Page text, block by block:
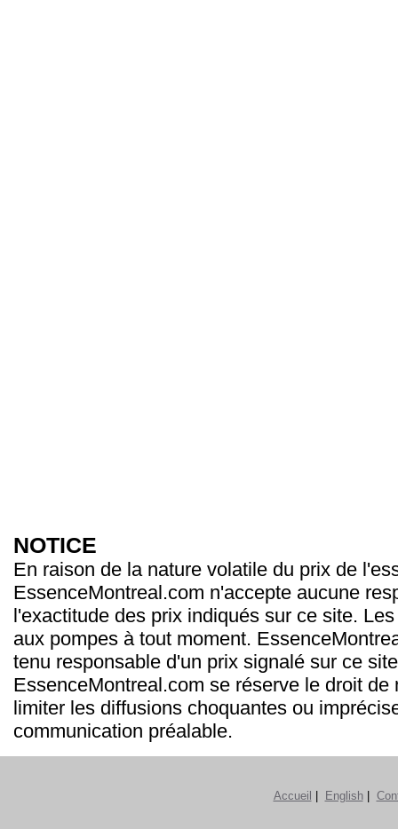
NOTICE
En raison de la nature volatile du prix de
EssenceMontreal.com n'accepte aucune
l'exactitude des prix indiqués sur ce site.
aux pompes à tout moment.
tenu responsable d'un prix signalé sur ce
EssenceMontreal.com se réserve le droit de
limiter les diffusions choquantes ou
communication préalable.
Accueil English|